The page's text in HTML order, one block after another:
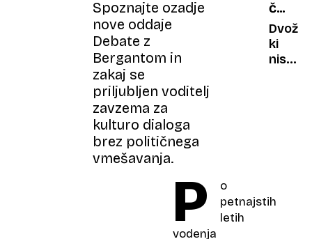
Spoznajte ozadje
nove oddaje
Debate z
Bergantom in
zakaj se
priljubljen voditelj
zavzema za
kulturo dialoga
brez političnega
vmešavanja.
P
o
petnajstih
letih
vodenja
je
upal
biti
čuden
ČUDNI
ki
niso